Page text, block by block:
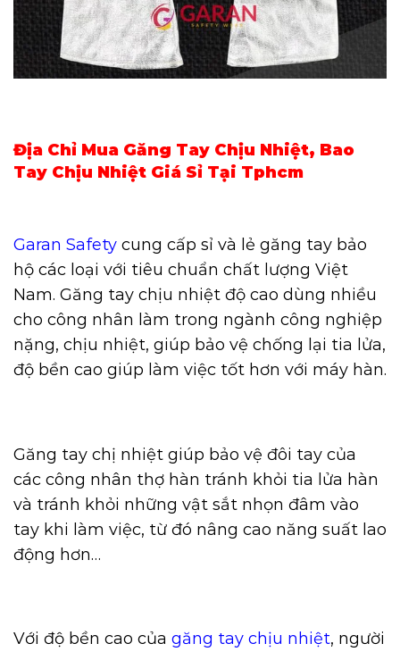
Địa Chỉ Mua Găng Tay Chịu Nhiệt, Bao
Tay Chịu Nhiệt Giá Sỉ Tại Tphcm
Garan Safety cung cấp sỉ và lẻ găng tay bảo
hộ các loại với tiêu chuẩn chất lượng Việt
Nam. Găng tay chịu nhiệt độ cao dùng nhiều
cho công nhân làm trong ngành công nghiệp
nặng, chịu nhiệt, giúp bảo vệ chống lại tia lửa,
độ bền cao giúp làm việc tốt hơn với máy hàn.
Găng tay chị nhiệt giúp bảo vệ đôi tay của
các công nhân thợ hàn tránh khỏi tia lửa hàn
và tránh khỏi những vật sắt nhọn đâm vào
tay khi làm việc, từ đó nâng cao năng suất lao
động hơn…
Với độ bền cao của găng tay chịu nhiệt, người